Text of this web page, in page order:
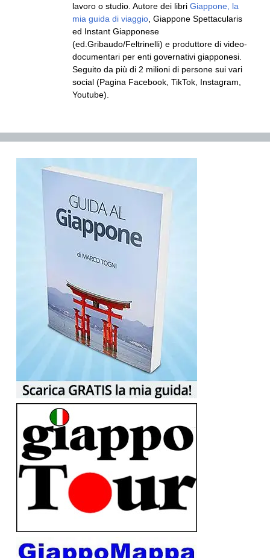
lavoro o studio. Autore dei libri Giappone, la
mia guida di viaggio , Giappone Spettacularis
ed Instant Giapponese
(ed.Gribaudo/Feltrinelli) e produttore di video-
documentari per enti governativi giapponesi.
Seguito da più di 2 milioni di persone sui vari
social (Pagina Facebook, TikTok, Instagram,
Youtube).